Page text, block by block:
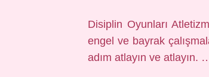
Disiplin Oyunları
engel ve bayrak
adım atlayın ve atlayın.